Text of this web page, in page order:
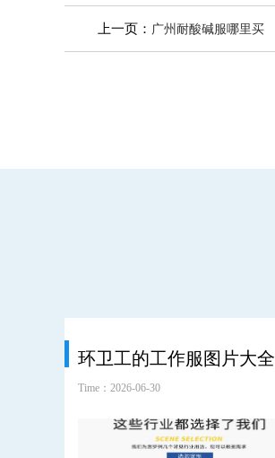
上一页： 广州耐酸碱服哪里买
环卫工的工作服图片大全
Time：2026-06-30